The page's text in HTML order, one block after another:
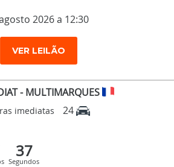
2026 a 12:30
VER LEILÃO
- MULTIMARQUES
imediatas
24
36
Segundos